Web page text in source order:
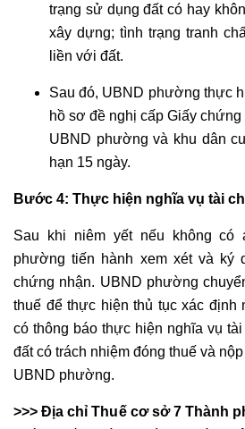
trạng sử dụng đất có hay
xây dựng; tình trạng tranh
liền với đất.
Sau đó, UBND phường thực
hồ sơ đề nghị cấp Giấy
UBND phường và khu dân
hạn 15 ngày.
Bước 4: Thực hiện nghĩa vụ tài
Sau khi niêm yết nếu không có
phường tiến hành xem xét và ký
chứng nhận. UBND phường
thuế để thực hiện thủ tục xác định
có thông báo thực hiện nghĩa vụ
đất có trách nhiệm đóng thuế và
UBND phường.
>>> Địa chỉ Thuế cơ sở 7 Thành